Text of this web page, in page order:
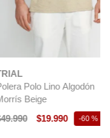
Polo Lino Algodón
Beige
$19 990 -60 %